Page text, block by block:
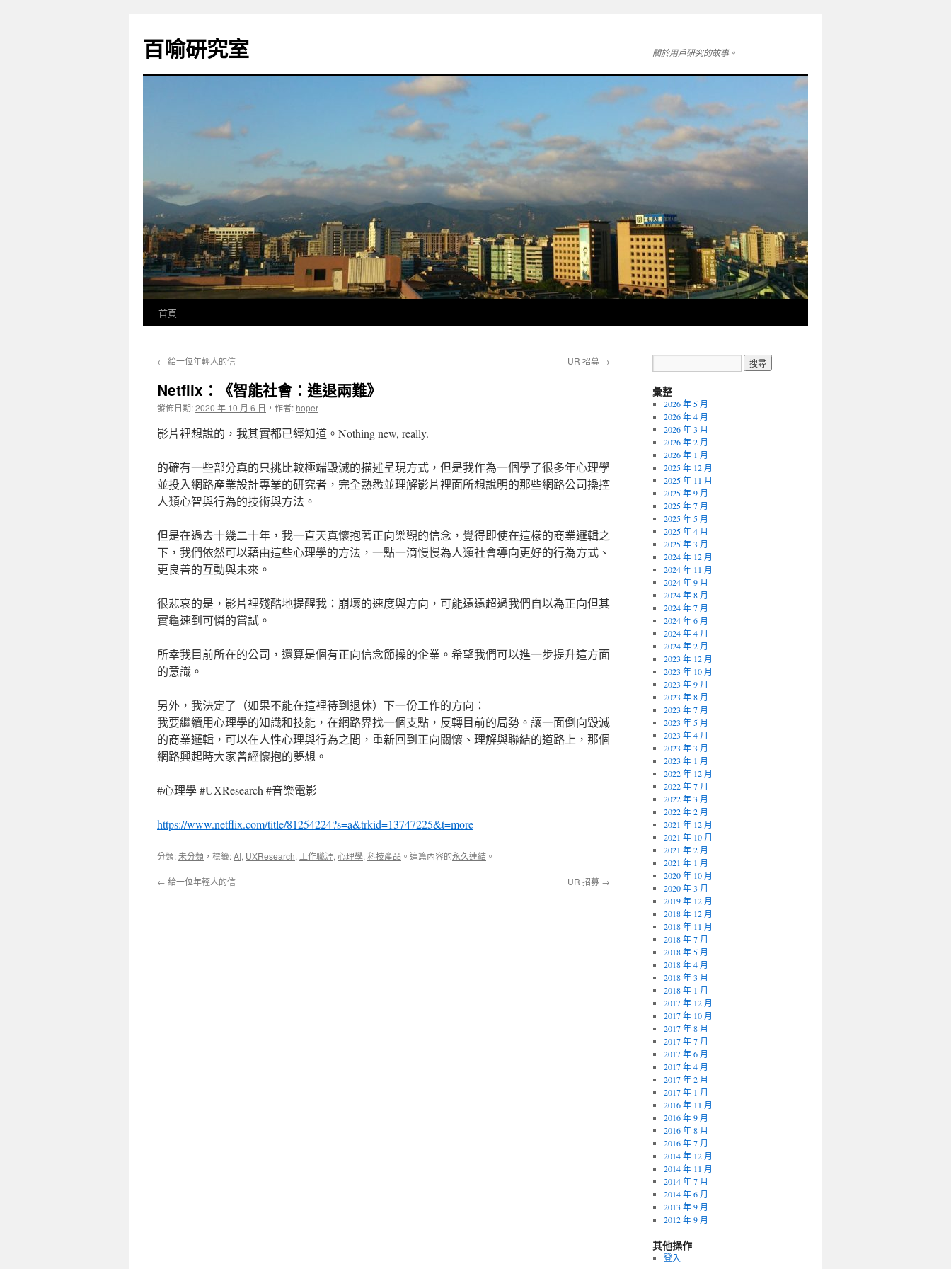
百喻研究室 關於用戶研究的故事。
首頁
← 給一位年輕人的信 UR 招募 →
Netflix：《智能社會：進退兩難》
發佈日期:2020 年 10 月 6 日 ， 作者: hoper
影片裡想說的，我其實都已經知道。Nothing new, really.
的確有一些部分真的只挑比較極端毀滅的描述呈現方式，但是我作為一個學了很多年心理學
並投入網路產業設計專業的研究者，完全熟悉並理解影片裡面所想說明的那些網路公司操控
人類心智與行為的技術與方法。
但是在過去十幾二十年，我一直天真懷抱著正向樂觀的信念，覺得即使在這樣的商業邏輯之
下，我們依然可以藉由這些心理學的方法，一點一滴慢慢為人類社會導向更好的行為方式、
更良善的互動與未來。
很悲哀的是，影片裡殘酷地提醒我：崩壞的速度與方向，可能遠遠超過我們自以為正向但其
實龜速到可憐的嘗試。
所幸我目前所在的公司，還算是個有正向信念節操的企業。希望我們可以進一步提升這方面
的意識。
另外，我決定了（如果不能在這裡待到退休）下一份工作的方向：
我要繼續用心理學的知識和技能，在網路界找一個支點，反轉目前的局勢。讓一面倒向毀滅
的商業邏輯，可以在人性心理與行為之間，重新回到正向關懷、理解與聯結的道路上，那個
網路興起時大家曾經懷抱的夢想。
#心理學 #UXResearch #音樂電影
https://www.netflix.com/title/81254224?s=a&trkid=13747225&t=more
分類:未分類 ，標籤:AI, UXResearch, 工作職涯, 心理學, 科技產品 。這篇內容的永久連結 。
← 給一位年輕人的信 UR 招募 →
彙整
2026 年 5 月
2026 年 4 月
2026 年 3 月
2026 年 2 月
2026 年 1 月
2025 年 12 月
2025 年 11 月
2025 年 9 月
2025 年 7 月
2025 年 5 月
2025 年 4 月
2025 年 3 月
2024 年 12 月
2024 年 11 月
2024 年 9 月
2024 年 8 月
2024 年 7 月
2024 年 6 月
2024 年 4 月
2024 年 2 月
2023 年 12 月
2023 年 10 月
2023 年 9 月
2023 年 8 月
2023 年 7 月
2023 年 5 月
2023 年 4 月
2023 年 3 月
2023 年 1 月
2022 年 12 月
2022 年 7 月
2022 年 3 月
2022 年 2 月
2021 年 12 月
2021 年 10 月
2021 年 2 月
2021 年 1 月
2020 年 10 月
2020 年 3 月
2019 年 12 月
2018 年 12 月
2018 年 11 月
2018 年 7 月
2018 年 5 月
2018 年 4 月
2018 年 3 月
2018 年 1 月
2017 年 12 月
2017 年 10 月
2017 年 8 月
2017 年 7 月
2017 年 6 月
2017 年 4 月
2017 年 2 月
2017 年 1 月
2016 年 11 月
2016 年 9 月
2016 年 8 月
2016 年 7 月
2014 年 12 月
2014 年 11 月
2014 年 7 月
2014 年 6 月
2013 年 9 月
2012 年 9 月
其他操作
登入